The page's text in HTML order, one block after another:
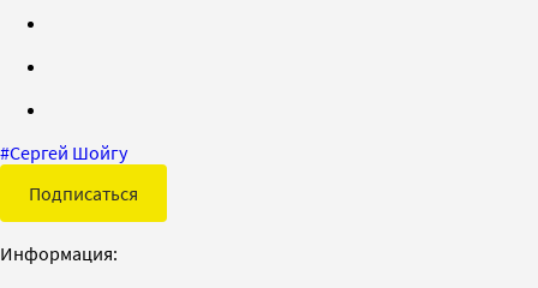
#Сергей Шойгу
Подписаться
Информация: